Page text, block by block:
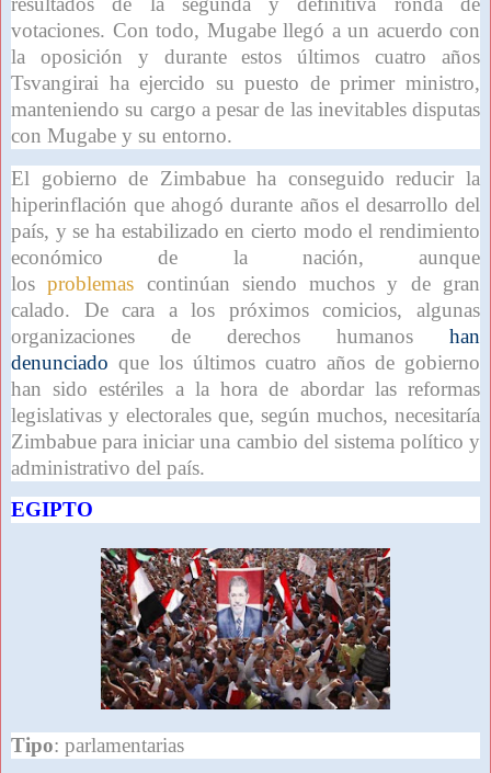
votaciones. Con todo, Mugabe llegó a un acuerdo con
la oposición y durante estos últimos cuatro años
Tsvangirai ha ejercido su puesto de primer ministro,
manteniendo su cargo a pesar de las inevitables disputas
con Mugabe y su entorno.
El gobierno de Zimbabue ha conseguido reducir la
hiperinflación que ahogó durante años el desarrollo del
país, y se ha estabilizado en cierto modo el rendimiento
económico de la nación, aunque
losproblemas continúan siendo muchos y de gran
calado. De cara a los próximos comicios, algunas
organizaciones de derechos humanos han
denunciado que los últimos cuatro años de gobierno
han sido estériles a la hora de abordar las reformas
legislativas y electorales que, según muchos, necesitaría
Zimbabue para iniciar una cambio del sistema político y
administrativo del país.
EGIPTO
Tipo: parlamentarias